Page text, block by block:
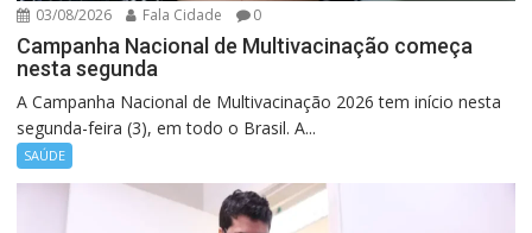
03/08/2026 Fala Cidade 0
Campanha Nacional de Multivacinação começa
nesta segunda
A Campanha Nacional de Multivacinação 2026 tem início nesta
segunda-feira (3), em todo o Brasil. A...
SAÚDE